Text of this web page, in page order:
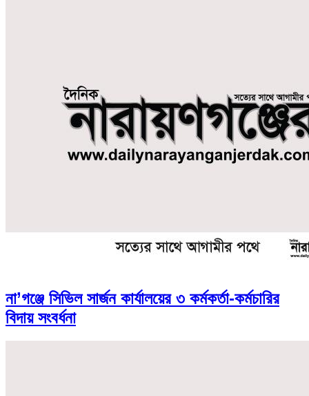
না’গঞ্জে সিভিল সার্জন কার্যালয়ের ৩ কর্মকর্তা-কর্মচারির
বিদায় সংবর্ধনা